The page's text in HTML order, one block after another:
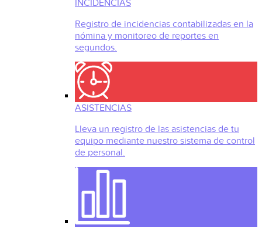
INCIDENCIAS
Registro de incidencias contabilizadas en la
nómina y monitoreo de reportes en
segundos.
ASISTENCIAS
Lleva un registro de las asistencias de tu
equipo mediante nuestro sistema de control
de personal.